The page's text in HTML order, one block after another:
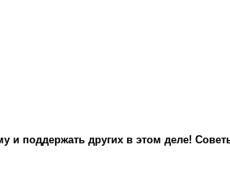
и поддержать других в этом деле!